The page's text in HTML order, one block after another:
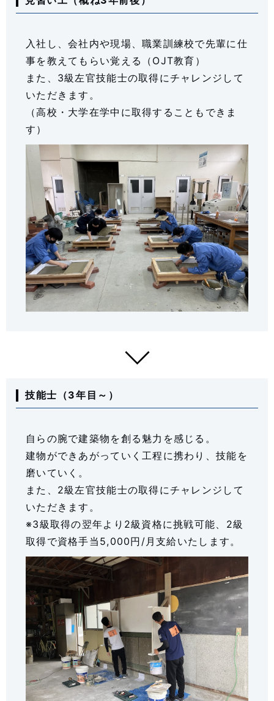
入社し、会社内や現場、職業訓練校で先輩に仕
事を教えてもらい覚える（OJT教育）
また、3級左官技能士の取得にチャレンジして
いただきます。
（高校・大学在学中に取得することもできま
す）
技能士（3年目～）
自らの腕で建築物を創る魅力を感じる。
建物ができあがっていく工程に携わり、技能を
磨いていく。
また、2級左官技能士の取得にチャレンジして
いただきます。
※3級取得の翌年より2級資格に挑戦可能、2級
取得で資格手当5,000円/月支給いたします。